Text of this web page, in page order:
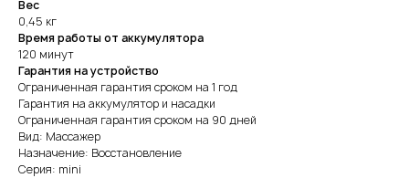
Вес
0,45 кг
Время работы от аккумулятора
120 минут
Гарантия на устройство
Ограниченная гарантия сроком на 1 год
Гарантия на аккумулятор и насадки
Ограниченная гарантия сроком на 90 дней
Вид: Массажер
Назначение: Восстановление
Серия: mini